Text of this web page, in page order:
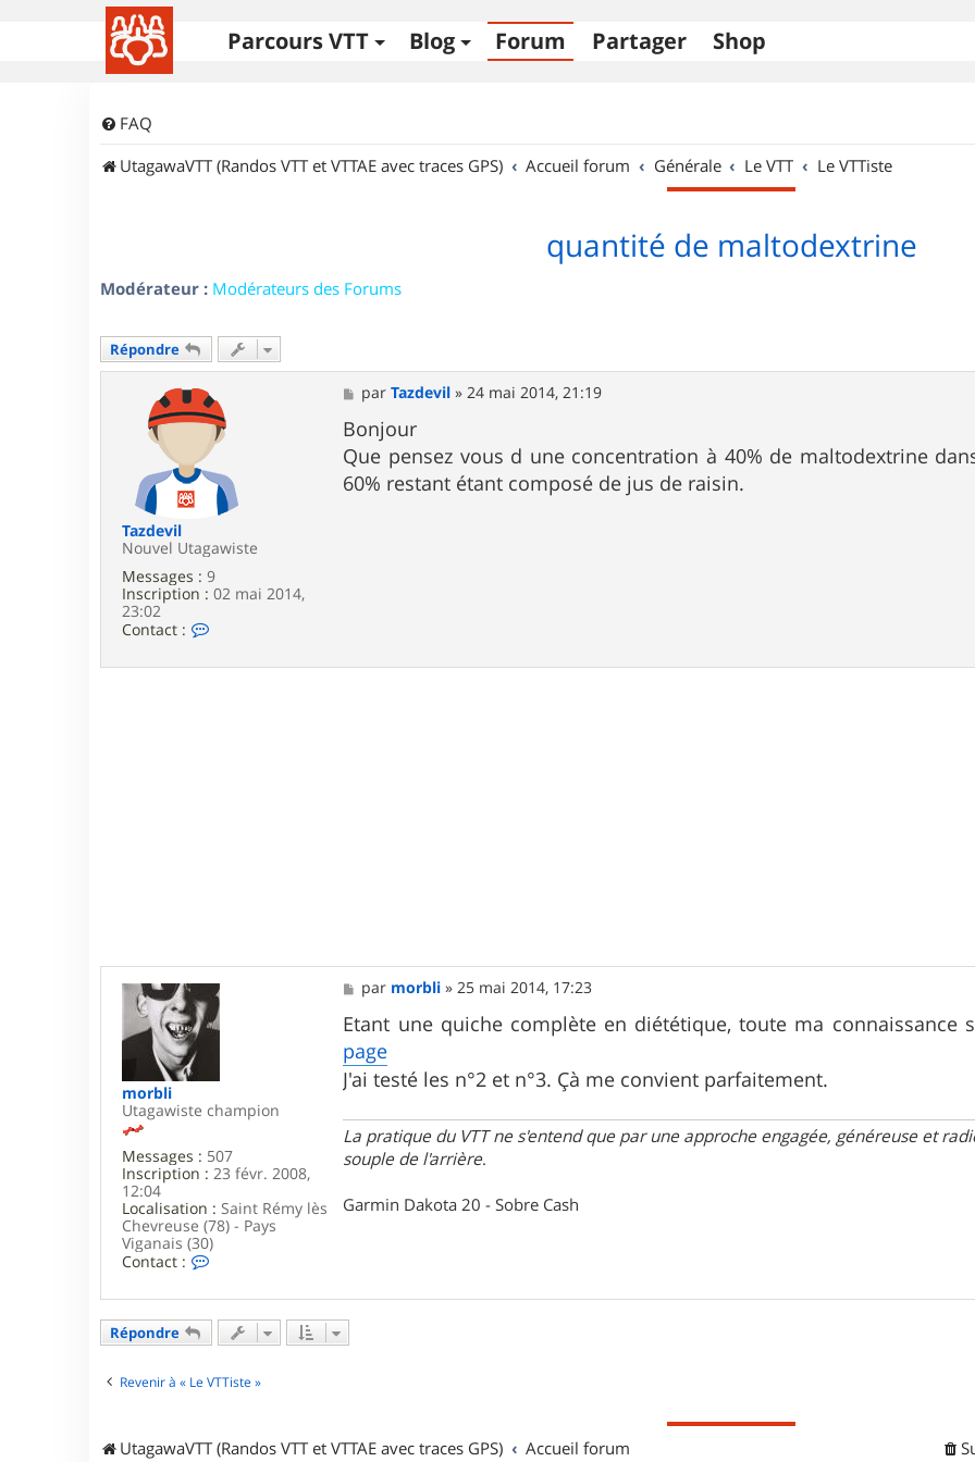
Parcours VTT Blog Forum Partager Shop
FAQ
UtagawaVTT (Randos VTT et VTTAE avec traces GPS)
Accueil forum Générale Le VTT Le VTTiste
quantité de maltodextrine
Modérateur : Modérateurs des Forums
Répondre
Tazdevil
Nouvel Utagawiste
Messages : 9
Inscription : 02 mai 2014,
23:02
Contact :
M
e
s
s
a
g
e
parTazdevil »24 mai 2014, 21:19
Bonjour
Que pensez vous d une concentration à 40% de maltodextrine
60% restant étant composé de jus de raisin.
morbli
Utagawiste champion
Messages : 507
Inscription : 23 févr. 2008,
12:04
Localisation : Saint Rémy lès
Chevreuse (78) - Pays
Viganais (30)
Contact :
n
c
e
r
M
e
s
s
a
g
e
par morbli »25 mai 2014, 17:23
Etant une quiche complète en diététique, toute ma connaissance
page
J'ai testé les n°2 et n°3. Çà me convient parfaitement.
La pratique du VTT ne s'entend que par une approche engagée, généreuse et
souple de l'arrière.
Garmin Dakota 20 - Sobre Cash
Répondre
Revenir à « Le VTTiste »
UtagawaVTT (Randos VTT et VTTAE avec traces GPS) Accueil forum